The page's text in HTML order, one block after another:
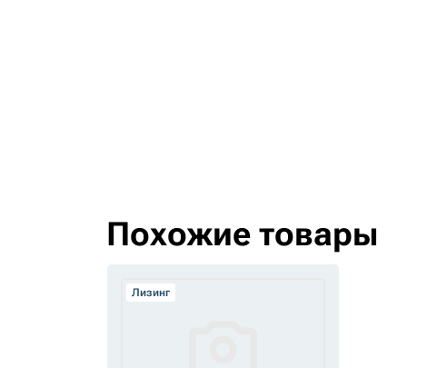
Похожие товары
Лизинг